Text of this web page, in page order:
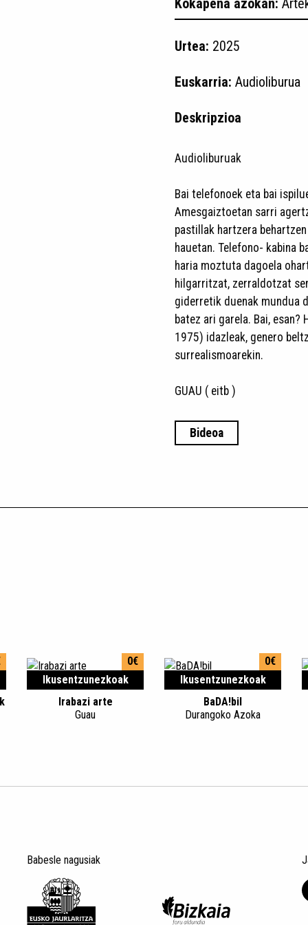
Kokapena azokan:
Urtea: 2025
Euskarria: Audioliburua
Deskripzioa
Audioliburuak
Bai telefonoek eta bai
Amesgaiztoetan sarri
pastillak hartzera
hauetan. Telefono- kabina
haria moztuta dagoela
hilgarritzat, zerraldotzat
giderretik duenak mundua
batez ari garela. Bai, esan?
1975) idazleak, genero
surrealismoarekin.​
GUAU ( eitb )
Bideoa
Ikusentzunezkoak
0€
Irabazi arte
Guau
Ikusentzunezkoak
0€
BaDA!bil
Durangoko Azoka
Babesle nagusiak